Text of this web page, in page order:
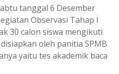
tanggal 6 Desember
Observasi Tahap I
30 calon siswa mengikuti
oleh panitia SPMB
yaitu tes akademik baca